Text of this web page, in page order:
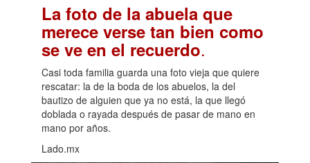
La foto de la abuela que
merece verse tan bien como
se ve en el recuerdo.
Casi toda familia guarda una foto vieja que quiere
rescatar: la de la boda de los abuelos, la del
bautizo de alguien que ya no está, la que llegó
doblada o rayada después de pasar de mano en
mano por años.
Lado.mx